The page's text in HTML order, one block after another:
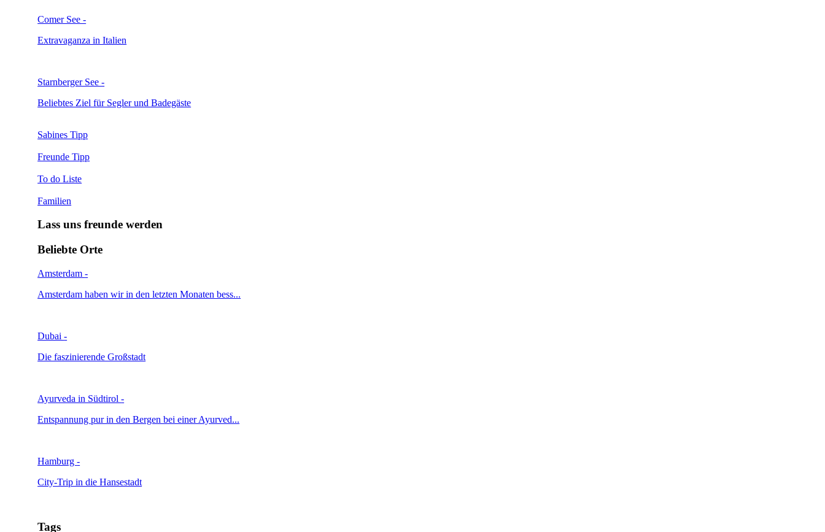
Comer See -
Extravaganza in Italien
Starnberger See -
Beliebtes Ziel für Segler und Badegäste
Sabines Tipp
Freunde Tipp
To do Liste
Familien
Lass uns freunde werden
Beliebte Orte
Amsterdam-
Amsterdam haben wir in den letzten Monaten bess...
Dubai-
Die faszinierende Großstadt
Ayurveda in Südtirol-
Entspannung pur in den Bergen bei einer Ayurved...
Hamburg-
City-Trip in die Hansestadt
Tags